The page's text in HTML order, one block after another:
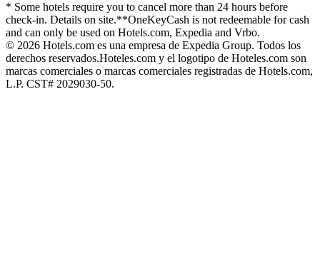
* Some hotels require you to cancel more than 24 hours before
check-in. Details on site.**OneKeyCash is not redeemable for cash
and can only be used on Hotels.com, Expedia and Vrbo.
© 2026 Hotels.com es una empresa de Expedia Group. Todos los
derechos reservados.Hoteles.com y el logotipo de Hoteles.com son
marcas comerciales o marcas comerciales registradas de Hotels.com,
L.P. CST# 2029030-50.